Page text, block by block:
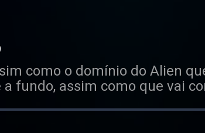
como o domínio do Alien
fundo, assim como que vai
a Brandon Clarke